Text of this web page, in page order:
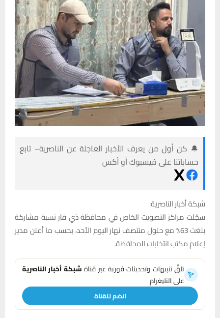
🔔 كن أول من يعرف الأخبار العاجلة عن الناصرية– تابع
حساباتنا على فيسبوك أو أكس
شبكة أخبار الناصرية:
سجّلت مراكز التصويت الخاص في محافظة ذي قار نسبة مشاركة
بلغت 63% مع حلول منتصف نهار اليوم الأحد، بحسب ما أعلن مدير
إعلام مكتب انتخابات المحافظة.
تلقَّ تنبيهات وتحديثات فورية عبر قناةشبكة أخبار الناصرية
على التليغرام
انضم للقناة